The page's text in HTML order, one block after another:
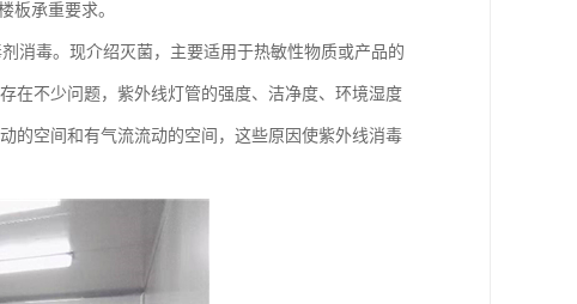
板承重要求。
消毒。现介绍灭菌，主要适用于热敏性物质或产品的
在不少问题，紫外线灯管的强度、洁净度、环境湿度
的空间和有气流流动的空间，这些原因使紫外线消毒